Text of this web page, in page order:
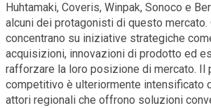
Huhtamaki, Coveris, Winpak, Sonoco e
alcuni dei protagonisti di questo
concentrano su iniziative strategiche
acquisizioni, innovazioni di prodotto ed
rafforzare la loro posizione di mercato. Il
competitivo è ulteriormente intensificato
attori regionali che offrono soluzioni